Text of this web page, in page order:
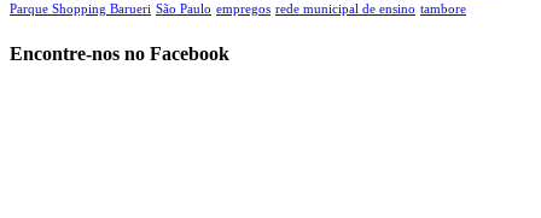
Parque Shopping Barueri São Paulo empregos rede municipal de ensino tambore
Encontre-nos no Facebook